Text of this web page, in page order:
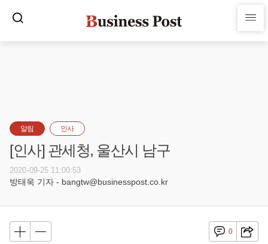
알림 인사
[인사] 관세청, 울산시 남구
2020-09-25 11:00:53
방태욱 기자 - bangtw@businesspost.co.kr
0